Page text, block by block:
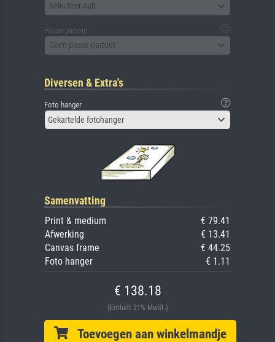
Selecteer aub
Passe-partout
Geen passe-partout
Diversen & Extra's
Foto hanger
Gekartelde fotohanger
Samenvatting
Print & medium
€ 79.41
Afwerking
€ 13.41
Canvas frame
€ 44.25
Foto hanger
€ 1.11
€ 138.18
(Enthält 21% MwSt.)
Toevoegen aan winkelmandje